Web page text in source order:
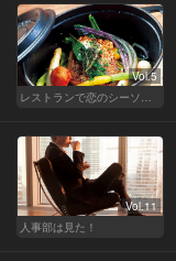
Vol.5
レストランで恋のシーソーゲーム（WOMAN）
Vol.11
人事部は見た！